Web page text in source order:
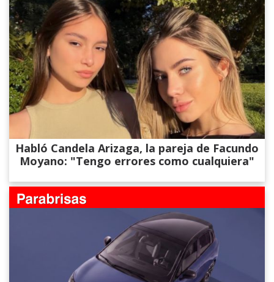
Habló Candela Arizaga, la pareja de Facundo
Moyano: "Tengo errores como cualquiera"